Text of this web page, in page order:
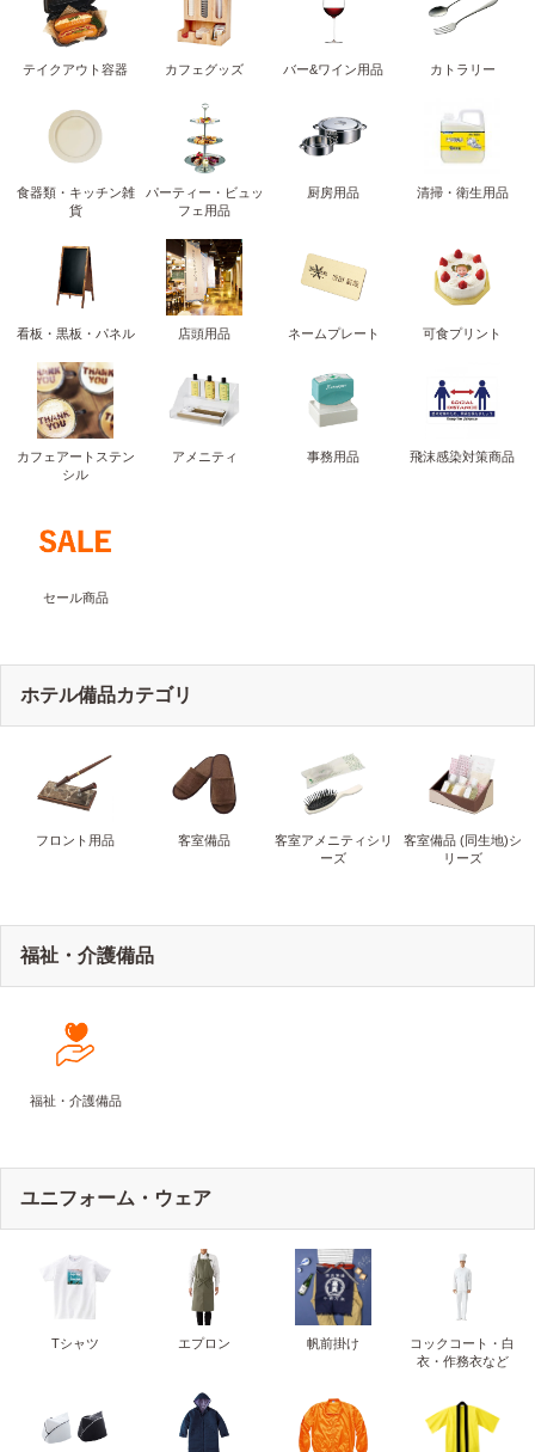
テイクアウト容器 カフェグッズ バー&ワイン用品 カトラリー
食器類・キッチン雑
貨
パーティー・ビュッ
フェ用品
厨房用品 清掃・衛生用品
看板・黒板・パネル 店頭用品 ネームプレート 可食プリント
カフェアートステン
シル
アメニティ 事務用品 飛沫感染対策商品
セール商品
ホテル備品カテゴリ
フロント用品 客室備品
客室アメニティシリ
ーズ
客室備品 (同生地)シ
リーズ
福祉・介護備品
福祉・介護備品
ユニフォーム・ウェア
Tシャツ エプロン 帆前掛け
コックコート・白
衣・作務衣など